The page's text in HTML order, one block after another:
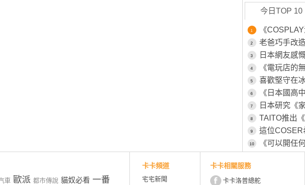
今日TOP 10
1
2
3
4
5
6
7
8
9
10
車 歐派 都市傳說 貓奴必看 一番
卡卡頻道
宅宅新聞
卡卡相關服務
卡卡洛普總舵